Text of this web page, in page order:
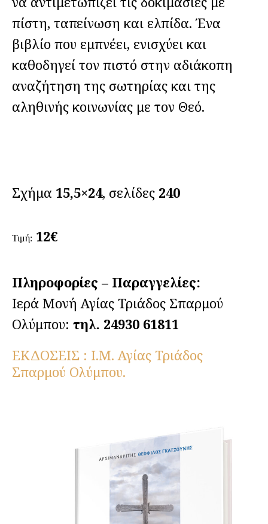
πίστη, ταπείνωση και ελπίδα. Ένα
βιβλίο που εμπνέει, ενισχύει και
καθοδηγεί τον πιστό στην αδιάκοπη
αναζήτηση της σωτηρίας και της
αληθινής κοινωνίας με τον Θεό.
Σχήμα 15,5×24, σελίδες 240
Τιμή: 12€
Πληροφορίες – Παραγγελίες:
Ιερά Μονή Αγίας Τριάδος Σπαρμού
Ολύμπου: τηλ. 24930 61811
ΕΚΔΟΣΕΙΣ : Ι.Μ. Αγίας Τριάδος
Σπαρμού Ολύμπου.